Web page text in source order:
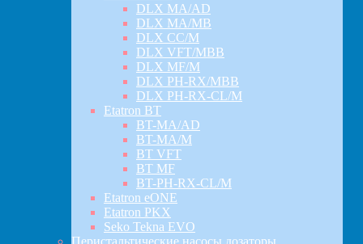
DLX MA/AD
DLX MA/MB
DLX CC/M
DLX VFT/MBB
DLX MF/M
DLX PH-RX/MBB
DLX PH-RX-CL/M
Etatron BT
BT-MA/AD
BT-MA/M
BT VFT
BT MF
BT-PH-RX-CL/M
Etatron eONE
Etatron PKX
Seko Tekna EVO
Перистальтические насосы дозаторы